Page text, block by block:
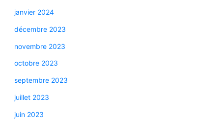
janvier 2024
décembre 2023
novembre 2023
octobre 2023
septembre 2023
juillet 2023
juin 2023